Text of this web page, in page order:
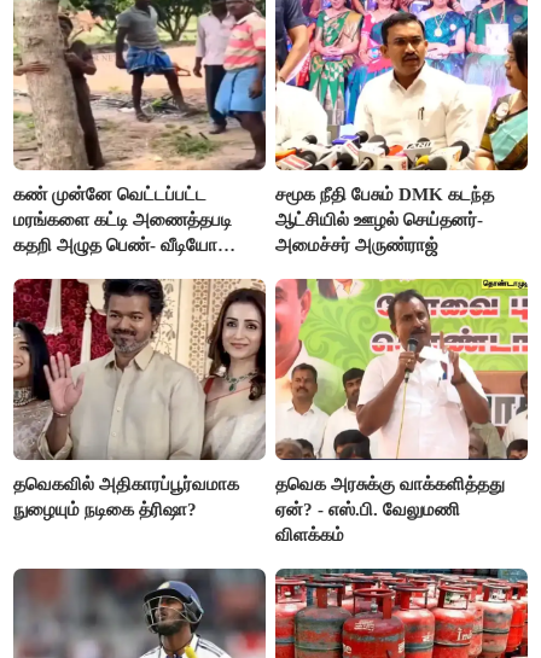
கண் முன்னே வெட்டப்பட்ட
மரங்களை கட்டி அணைத்தபடி
கதறி அழுத பெண்- வீடியோ
சமூக நீதி பேசும் DMK கடந்த
ஆட்சியில் ஊழல் செய்தனர்-
அமைச்சர் அருண்ராஜ்
தவெகவில் அதிகாரப்பூர்வமாக
நுழையும் நடிகை த்ரிஷா?
தவெக அரசுக்கு வாக்களித்தது
ஏன்? - எஸ்.பி. வேலுமணி
விளக்கம்